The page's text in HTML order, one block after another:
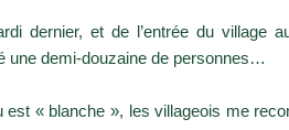
dernier, et de l’entrée du village
une demi-douzaine de personnes…
« blanche », les villageois me